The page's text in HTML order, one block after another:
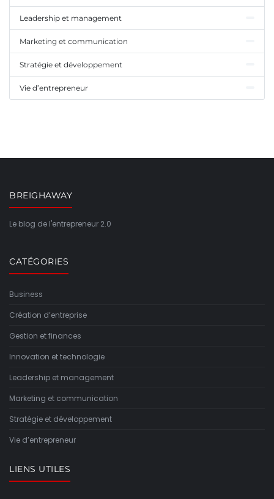
Leadership et management
Marketing et communication
Stratégie et développement
Vie d’entrepreneur
BREIGHAWAY
Le blog de l'entrepreneur 2.0
CATÉGORIES
Business
Création d’entreprise
Gestion et finances
Innovation et technologie
Leadership et management
Marketing et communication
Stratégie et développement
Vie d’entrepreneur
LIENS UTILES